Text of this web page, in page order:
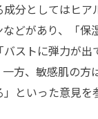
ク
用バストアップク
ら知るバストア
成分としてはヒア
どがあり、「保
バストに弾力が出
方、敏感肌の方
」といった意見を